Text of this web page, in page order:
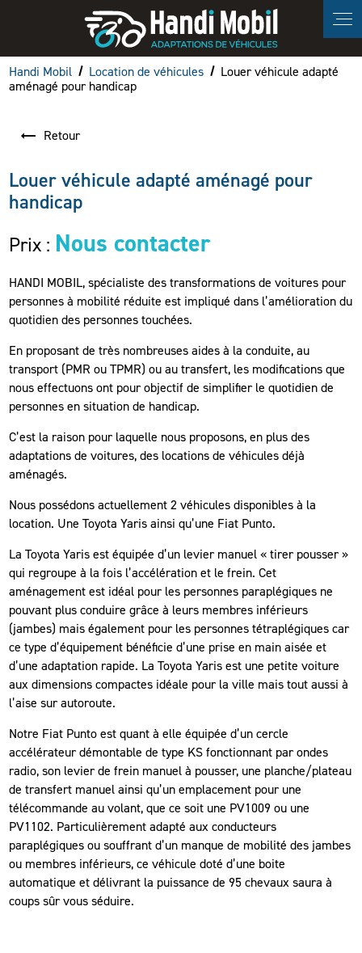
Handi Mobil Location de véhicules
Louer véhicule adapté
aménagé pour handicap
Retour
Louer véhicule adapté aménagé pour
handicap
Prix : Nous contacter
HANDI MOBIL, spécialiste des transformations de voitures pour
personnes à mobilité réduite est impliqué dans l’amélioration du
quotidien des personnes touchées.
En proposant de très nombreuses aides à la conduite, au
transport (PMR ou TPMR) ou au transfert, les modifications que
nous effectuons ont pour objectif de simplifier le quotidien de
personnes en situation de handicap.
C’est la raison pour laquelle nous proposons, en plus des
adaptations de voitures, des locations de véhicules déjà
aménagés.
Nous possédons actuellement 2 véhicules disponibles à la
location. Une Toyota Yaris ainsi qu’une Fiat Punto.
La Toyota Yaris est équipée d’un levier manuel « tirer pousser »
qui regroupe à la fois l’accélération et le frein. Cet
aménagement est idéal pour les personnes paraplégiques ne
pouvant plus conduire grâce à leurs membres inférieurs
(jambes) mais également pour les personnes tétraplégiques car
ce type d’équipement bénéficie d’une prise en main aisée et
d’une adaptation rapide. La Toyota Yaris est une petite voiture
aux dimensions compactes idéale pour la ville mais tout aussi à
l’aise sur autoroute.
Notre Fiat Punto est quant à elle équipée d’un cercle
accélérateur démontable de type KS fonctionnant par ondes
radio, son levier de frein manuel à pousser, une planche/plateau
de transfert manuel ainsi qu’un emplacement pour une
télécommande au volant, que ce soit une PV1009 ou une
PV1102. Particulièrement adapté aux conducteurs
paraplégiques ou souffrant d’un manque de mobilité des jambes
ou membres inférieurs, ce véhicule doté d’une boite
automatique et délivrant la puissance de 95 chevaux saura à
coups sûr vous séduire.
Panneau de gestion des cookies